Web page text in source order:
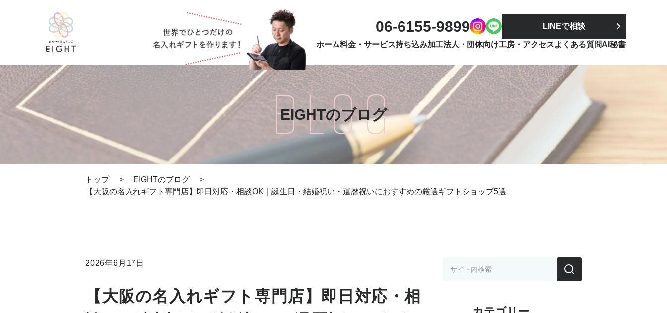
06-6155-9899 LINEで相談
ホーム料金・サービス持ち込み加工法人・団体向け工房・アクセスよくある質問AI秘書
EIGHTのブログ
BLOG
トップ > EIGHTのブログ
>
【大阪の名入れギフト専門店】即日対応・相談OK｜誕生日・結婚祝い・還暦祝いにおすすめの厳選ギフトショップ5選
2026年6月17日
【大阪の名入れギフト専門店】即日対応・相